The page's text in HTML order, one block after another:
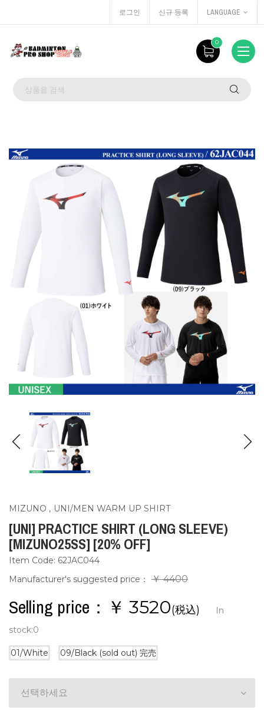
로그인 신규 등록 LANGUAGE
0
MIZUNO , UNI/MEN WARM UP SHIRT
[UNI] PRACTICE SHIRT (LONG SLEEVE)
[MIZUNO25SS] [20% OFF]
Item Code: 62JAC044
Manufacturer's suggested price：
￥ 4400
Selling price：￥ 3520(税込)
In
stock:0
01/White 09/Black (sold out) 完売
선택하세요